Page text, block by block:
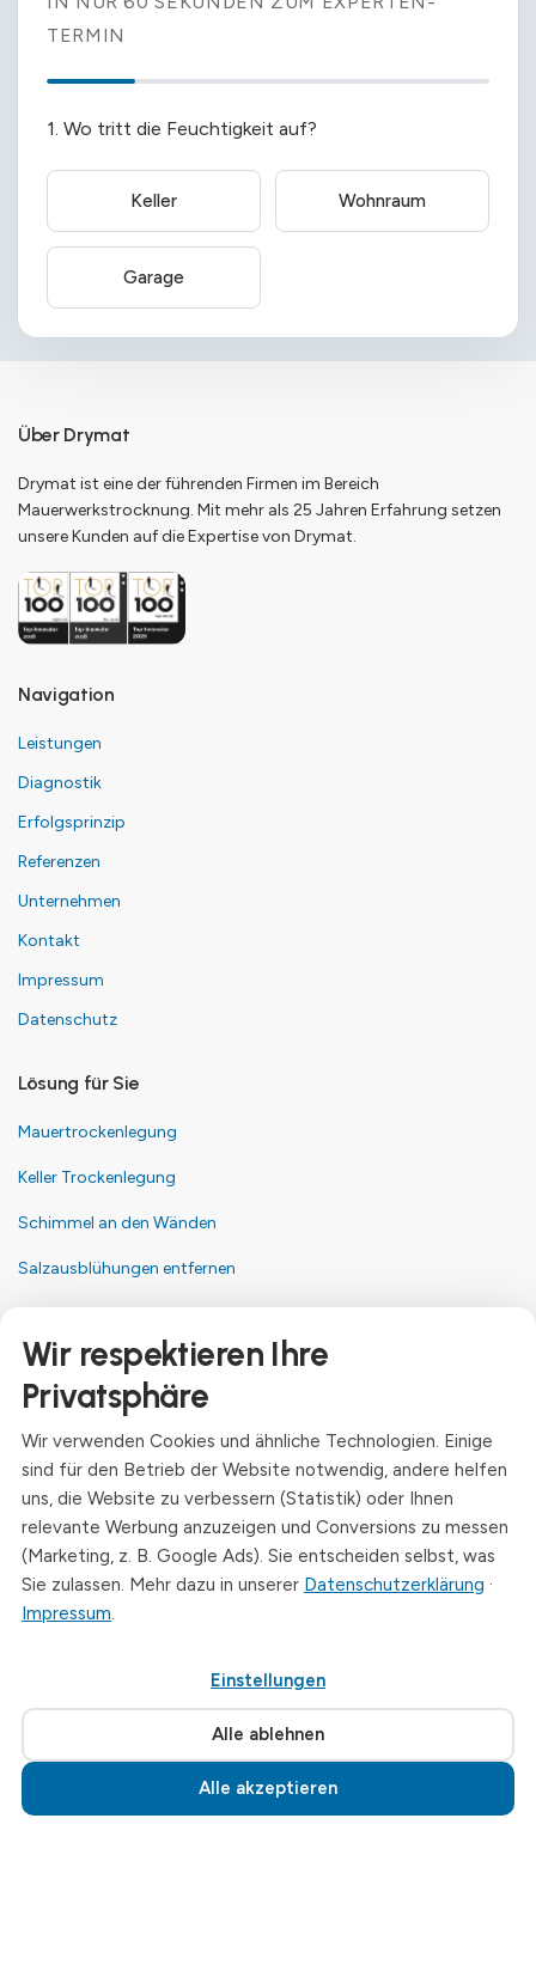
Jetzt anrufen · 03726 720560
TERMIN
1. Wo tritt die Feuchtigkeit auf?
Keller Wohnraum
Garage
Über Drymat
Drymat ist eine der führenden Firmen im Bereich
Mauerwerkstrocknung. Mit mehr als 25 Jahren Erfahrung setzen
unsere Kunden auf die Expertise von Drymat.
Navigation
Leistungen
Diagnostik
Erfolgsprinzip
Referenzen
Unternehmen
Kontakt
Impressum
Datenschutz
Lösung für Sie
Mauertrockenlegung
Keller Trockenlegung
Schimmel an den Wänden
Salzausblühungen entfernen
Anschrift
Dresdner Straße 24, 09577 Niederwiesa
Telefon
+49 (0)3726 - 720 560
E-Mail
info@drymat.de
Öffnungszeiten
Mo-Fr: 08:00 - 15:00 Uhr
© 2026 Drymat Systeme GmbH.Cookie-Einstellungen
Wir respektieren Ihre
Privatsphäre
Wir verwenden Cookies und ähnliche Technologien. Einige
sind für den Betrieb der Website notwendig, andere helfen
uns, die Website zu verbessern (Statistik) oder Ihnen
relevante Werbung anzuzeigen und Conversions zu messen
(Marketing, z. B. Google Ads). Sie entscheiden selbst, was
Sie zulassen. Mehr dazu in unserer Datenschutzerklärung ·
Impressum.
Einstellungen
Alle ablehnen
Alle akzeptieren